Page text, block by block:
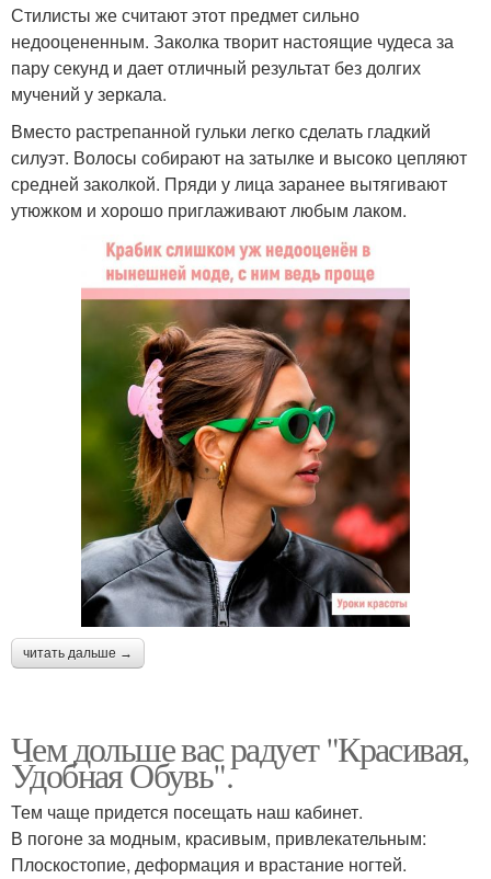
Стилисты же считают этот предмет сильно
недооцененным. Заколка творит настоящие чудеса за
пару секунд и дает отличный результат без долгих
мучений у зеркала.
Вместо растрепанной гульки легко сделать гладкий
силуэт. Волосы собирают на затылке и высоко цепляют
средней заколкой. Пряди у лица заранее вытягивают
утюжком и хорошо приглаживают любым лаком.
читать дальше →
Чем дольше вас радует "Красивая,
Удобная Обувь".
Тем чаще придется посещать наш кабинет.
В погоне за модным, красивым, привлекательным:
Плоскостопие, деформация и врастание ногтей.